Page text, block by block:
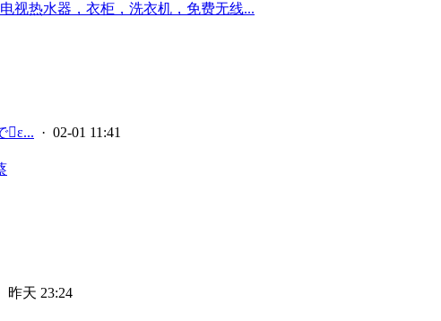
视热水器，衣柜，洗衣机，免费无线...
でε... · 02-01 11:41
昨天 23:24